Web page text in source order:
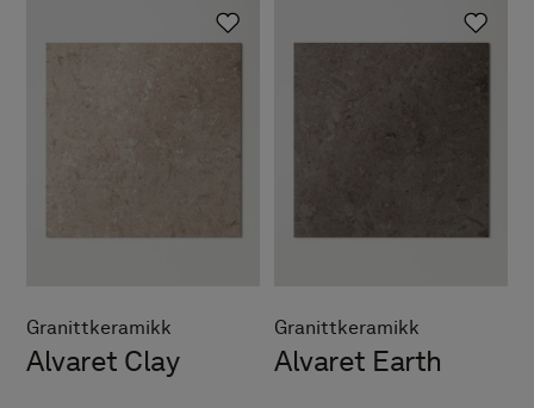
Granittkeramikk
Alvaret Clay
Granittkeramikk
Alvaret Earth